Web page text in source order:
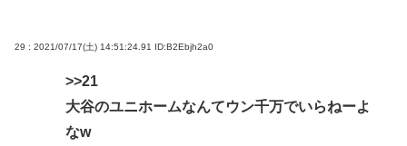
29 : 2021/07/17(土) 14:51:24.91 ID:B2Ebjh2a0
>>21
大谷のユニホームなんてウン千万でいらねーよ
なw